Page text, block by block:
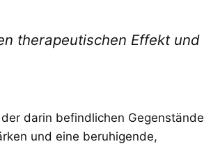
therapeutischen Effekt und
darin befindlichen Gegenstände
und eine beruhigende,